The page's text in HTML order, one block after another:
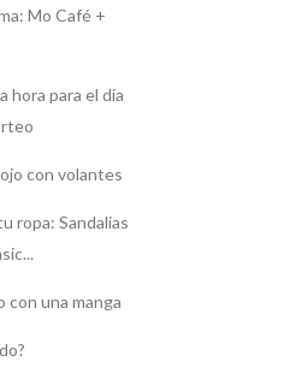
Mo Café +
hora para el día
con volantes
ropa: Sandalias
con una manga